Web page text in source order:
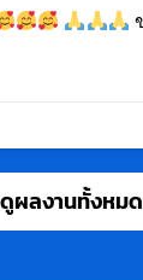
ดูผลงานทั้งหมด